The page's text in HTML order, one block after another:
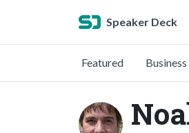
Speaker Deck
Featured Business